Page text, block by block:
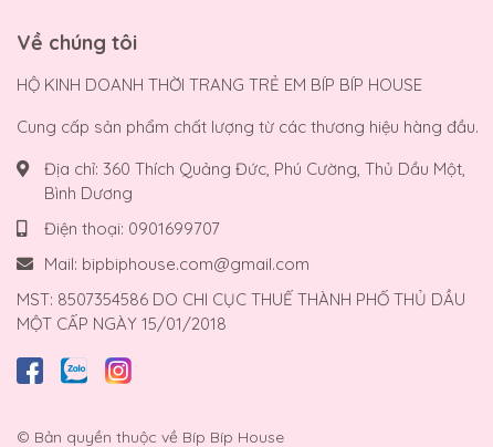
Về chúng tôi
HỘ KINH DOANH THỜI TRANG TRẺ EM BÍP BÍP HOUSE
Cung cấp sản phẩm chất lượng từ các thương hiệu hàng đầu.
Địa chỉ: 360 Thích Quảng Đức, Phú Cường, Thủ Dầu Một,
Bình Dương
Điện thoại: 0901699707
Mail: bipbiphouse.com@gmail.com
MST: 8507354586 DO CHI CỤC THUẾ THÀNH PHỐ THỦ DẦU
MỘT CẤP NGÀY 15/01/2018
© Bản quyền thuộc về Bíp Bíp House